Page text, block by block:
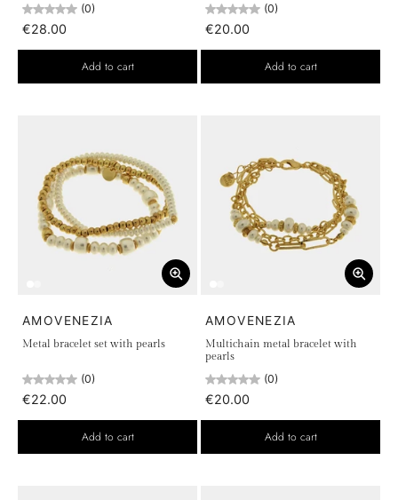
(0)
€28.00
Add to cart
(0)
€20.00
Add to cart
AMOVENEZIA
Metal bracelet set with pearls
(0)
€22.00
Add to cart
AMOVENEZIA
Multichain metal bracelet with
pearls
(0)
€20.00
Add to cart